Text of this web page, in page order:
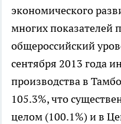
экономического
многих показателей
общероссийский
сентября 2013 года
производства в
105.3%, что
целом (100.1%) и в